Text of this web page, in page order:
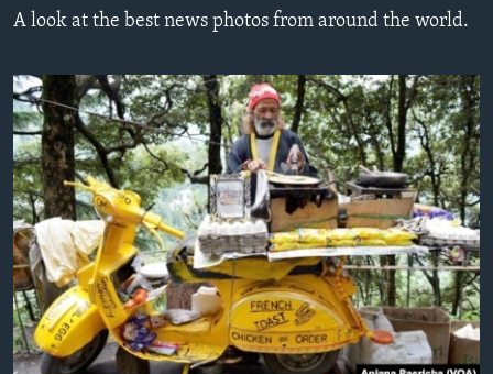
na
SVIJET
NAUKA I TEHNOLOGIJA
KORUPCIJA
SLOBODA MEDIJA
ŽENSKA STRANA
IZBJEGLIČKA STRANA
MAGAZIN
O GLASU AMERIKE
Learning English
A look at the best news photos from around the world.